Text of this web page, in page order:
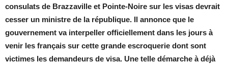
consulats de Brazzaville et Pointe-Noire sur les visas devrait
cesser un ministre de la république. Il annonce que le
gouvernement va interpeller officiellement dans les jours à
venir les français sur cette grande escroquerie dont sont
victimes les demandeurs de visa. Une telle démarche à déjà